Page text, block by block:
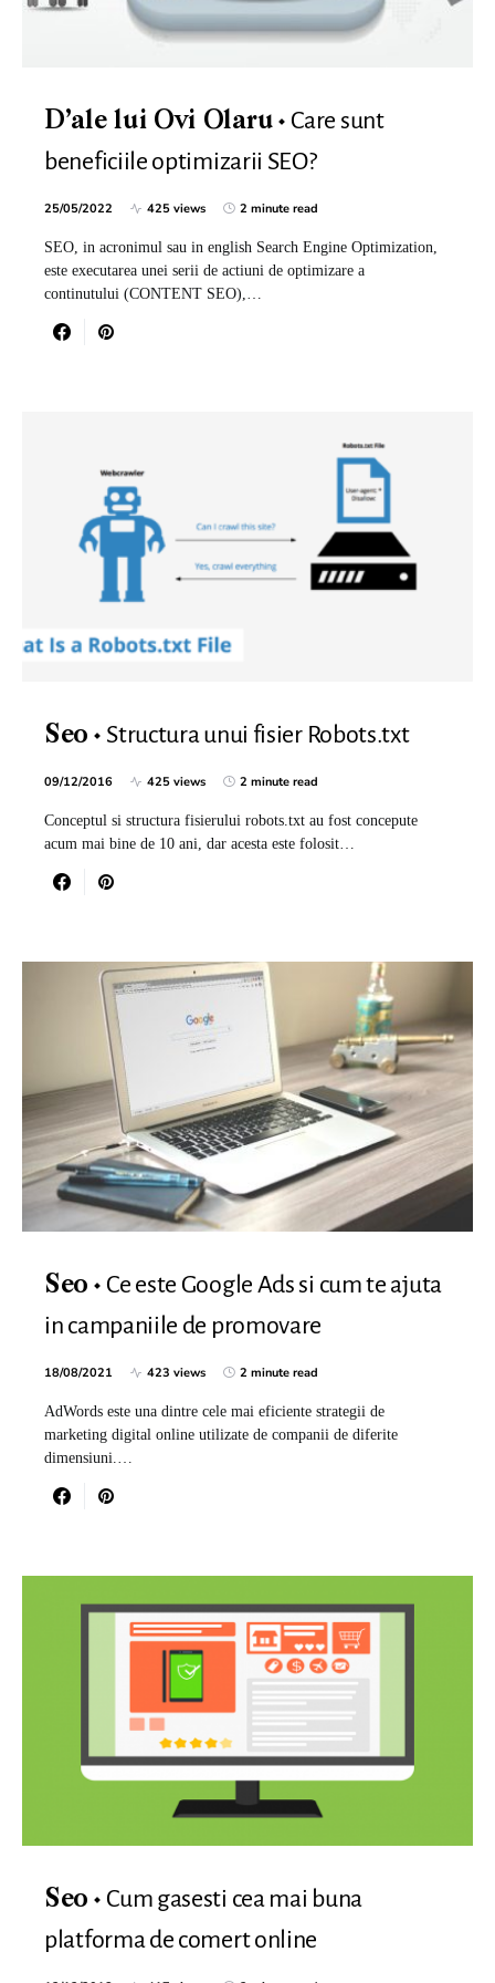
D’ale lui Ovi Olaru
Care sunt
beneficiile optimizarii SEO?
25/05/2022 425 views 2 minute read
SEO, in acronimul sau in english Search Engine Optimization,
este executarea unei serii de actiuni de optimizare a
continutului (CONTENT SEO),…
Seo Structura unui fisier Robots.txt
09/12/2016 425 views 2 minute read
Conceptul si structura fisierului robots.txt au fost concepute
acum mai bine de 10 ani, dar acesta este folosit…
Seo
Ce este Google Ads si cum te ajuta
in campaniile de promovare
18/08/2021 423 views 2 minute read
AdWords este una dintre cele mai eficiente strategii de
marketing digital online utilizate de companii de diferite
dimensiuni.…
Seo
Cum gasesti cea mai buna
platforma de comert online